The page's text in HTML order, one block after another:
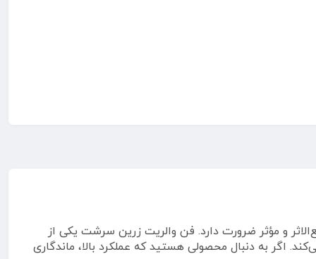
و مؤثر ضرورت دارد. فن والریت زرین سرشت یکی از
اگر به دنبال محصولی هستید که عملکرد بالا، ماندگاری